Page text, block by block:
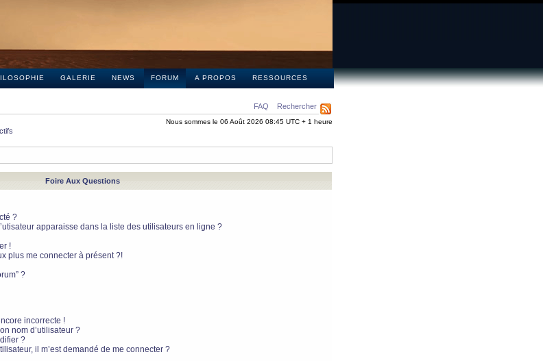
GALERIE NEWS FORUM A PROPOS RESSOURCES
FAQ Rechercher
Nous sommes le 06 Août 2026 08:45 UTC + 1 heure
Foire Aux Questions
?
apparaisse dans la liste des utilisateurs en ligne ?
!
plus me connecter à présent ?!
?
incorrecte !
nom d’utilisateur ?
?
il m’est demandé de me connecter ?